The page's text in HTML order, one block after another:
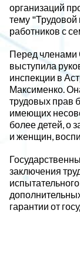
организаций
тему "Трудовой
работников с
Перед членами
выступила
инспекции в
Максименко.
трудовых прав
имеющих
более детей, о
и женщин,
заключения
гарантии от